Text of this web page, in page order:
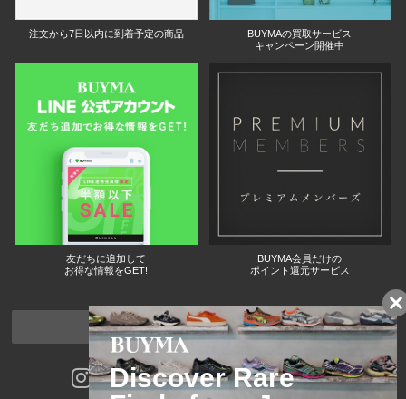
注文から7日以内に到着予定の商品
BUYMAの買取サービス
キャンペーン開催中
友だちに追加して
お得な情報をGET!
BUYMA会員だけの
ポイント還元サービス
ページトップへ